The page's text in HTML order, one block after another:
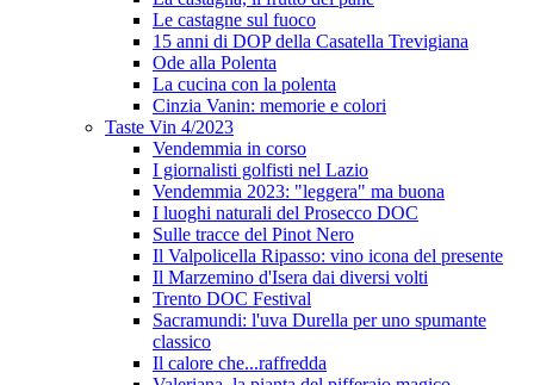
Le castagne sul fuoco
15 anni di DOP della Casatella Trevigiana
Ode alla Polenta
La cucina con la polenta
Cinzia Vanin: memorie e colori
Taste Vin 4/2023
Vendemmia in corso
I giornalisti golfisti nel Lazio
Vendemmia 2023: "leggera" ma buona
I luoghi naturali del Prosecco DOC
Sulle tracce del Pinot Nero
Il Valpolicella Ripasso: vino icona del presente
Il Marzemino d'Isera dai diversi volti
Trento DOC Festival
Sacramundi: l'uva Durella per uno spumante
classico
Il calore che...raffredda